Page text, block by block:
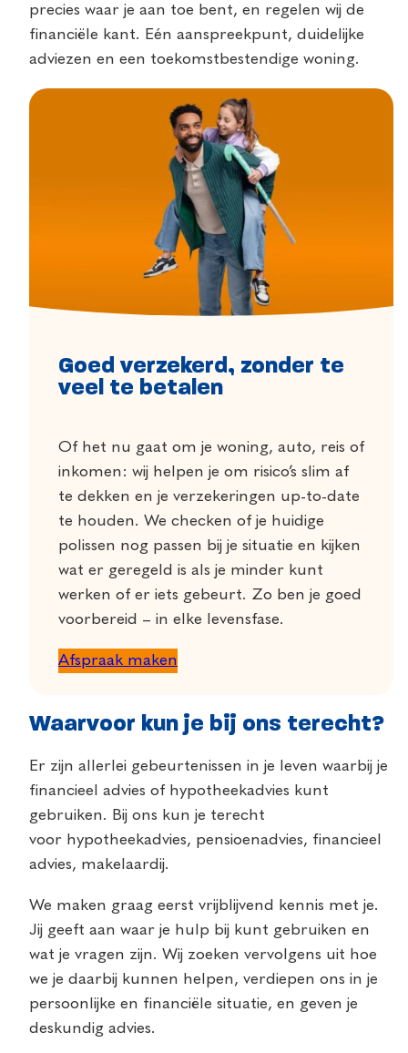
precies waar je aan toe bent, en regelen wij de
financiële kant. Eén aanspreekpunt, duidelijke
adviezen en een toekomstbestendige woning.
Goed verzekerd, zonder te
veel te betalen
Of het nu gaat om je woning, auto, reis of
inkomen: wij helpen je om risico’s slim af
te dekken en je verzekeringen up-to-date
te houden. We checken of je huidige
polissen nog passen bij je situatie en kijken
wat er geregeld is als je minder kunt
werken of er iets gebeurt. Zo ben je goed
voorbereid – in elke levensfase.
Afspraak maken
Waarvoor kun je bij ons terecht?
Er zijn allerlei gebeurtenissen in je leven waarbij je
financieel advies of hypotheekadvies kunt
gebruiken. Bij ons kun je terecht
voor hypotheekadvies, pensioenadvies, financieel
advies, makelaardij.
We maken graag eerst vrijblijvend kennis met je.
Jij geeft aan waar je hulp bij kunt gebruiken en
wat je vragen zijn. Wij zoeken vervolgens uit hoe
we je daarbij kunnen helpen, verdiepen ons in je
persoonlijke en financiële situatie, en geven je
deskundig advies.